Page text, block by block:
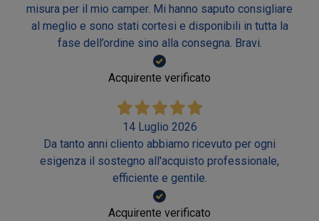
misura per il mio camper. Mi hanno saputo consigliare
al meglio e sono stati cortesi e disponibili in tutta la
fase dell’ordine sino alla consegna. Bravi.
Acquirente verificato
14 Luglio 2026
Da tanto anni cliento abbiamo ricevuto per ogni
esigenza il sostegno all'acquisto professionale,
efficiente e gentile.
Acquirente verificato